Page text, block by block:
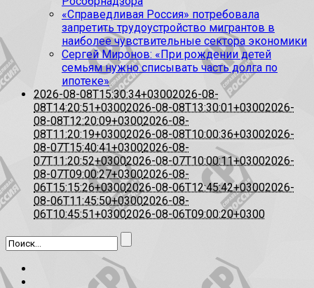
«Справедливая Россия» потребовала
запретить трудоустройство мигрантов в
наиболее чувствительные сектора экономики
Сергей Миронов: «При рождении детей
семьям нужно списывать часть долга по
ипотеке»
2026-08-08T15:30:34+03002026-08-
08T14:20:51+03002026-08-08T13:30:01+03002026-
08-08T12:20:09+03002026-08-
08T11:20:19+03002026-08-08T10:00:36+03002026-
08-07T15:40:41+03002026-08-
07T11:20:52+03002026-08-07T10:00:11+03002026-
08-07T09:00:27+03002026-08-
06T15:15:26+03002026-08-06T12:45:42+03002026-
08-06T11:45:50+03002026-08-
06T10:45:51+03002026-08-06T09:00:20+0300